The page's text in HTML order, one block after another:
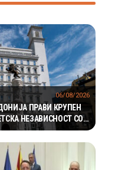
ПРАВИ КРУПЕН
НЕЗАВИСНОСТ СО
ЗА ПРОЕКТИ ВО
ЕНЕРГИЈА
06/08/2026